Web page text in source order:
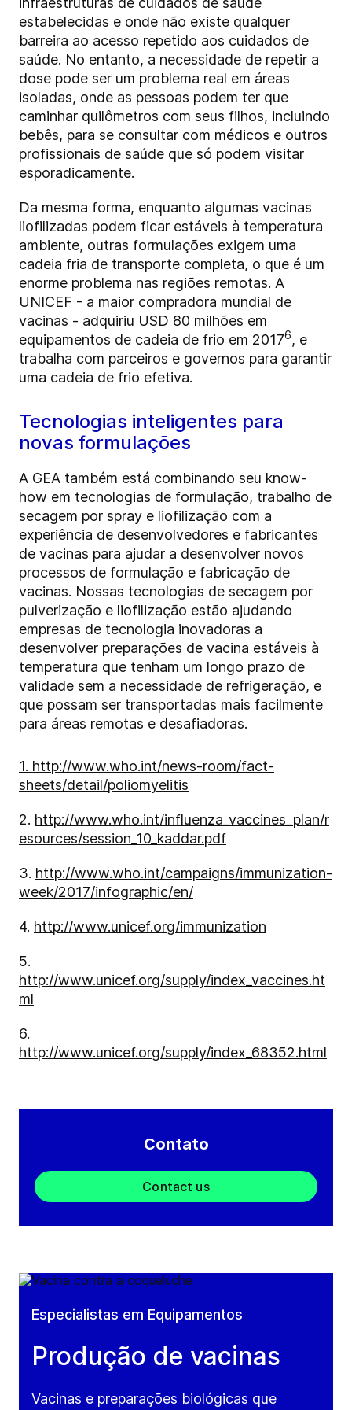
estabelecidas e onde não existe qualquer
barreira ao acesso repetido aos cuidados de
saúde. No entanto, a necessidade de repetir a
dose pode ser um problema real em áreas
isoladas, onde as pessoas podem ter que
caminhar quilômetros com seus filhos, incluindo
bebês, para se consultar com médicos e outros
profissionais de saúde que só podem visitar
esporadicamente.
Da mesma forma, enquanto algumas vacinas
liofilizadas podem ficar estáveis à temperatura
ambiente, outras formulações exigem uma
cadeia fria de transporte completa, o que é um
enorme problema nas regiões remotas. A
UNICEF - a maior compradora mundial de
vacinas - adquiriu USD 80 milhões em
equipamentos de cadeia de frio em 20176, e
trabalha com parceiros e governos para garantir
uma cadeia de frio efetiva.
Tecnologias inteligentes para
novas formulações
A GEA também está combinando seu know-
how em tecnologias de formulação, trabalho de
secagem por spray e liofilização com a
experiência de desenvolvedores e fabricantes
de vacinas para ajudar a desenvolver novos
processos de formulação e fabricação de
vacinas. Nossas tecnologias de secagem por
pulverização e liofilização estão ajudando
empresas de tecnologia inovadoras a
desenvolver preparações de vacina estáveis à
temperatura que tenham um longo prazo de
validade sem a necessidade de refrigeração, e
que possam ser transportadas mais facilmente
para áreas remotas e desafiadoras.
1. http://www.who.int/news-room/fact-
sheets/detail/poliomyelitis
2. http://www.who.int/influenza_vaccines_plan/r
esources/session_10_kaddar.pdf
3. http://www.who.int/campaigns/immunization-
week/2017/infographic/en/
4. http://www.unicef.org/immunization
5.
http://www.unicef.org/supply/index_vaccines.ht
ml
6.
http://www.unicef.org/supply/index_68352.html
Contato
Contact us
Especialistas em Equipamentos
Produção de vacinas
Vacinas e preparações biológicas que